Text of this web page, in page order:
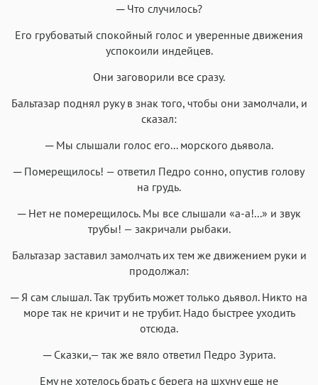
─ Что случилось?
Его грубоватый спокойный голос и уверенные движения
успокоили индейцев.
Они заговорили все сразу.
Бальтазар поднял руку в знак того, чтобы они замолчали, и
сказал:
─ Мы слышали голос его... морского дьявола.
─ Померещилось! — ответил Педро сонно, опустив голову
на грудь.
─ Нет не померещилось. Мы все слышали «а-а!...» и звук
трубы! — закричали рыбаки.
Бальтазар заставил замолчать их тем же движением руки и
продолжал:
─ Я сам слышал. Так трубить может только дьявол. Никто на
море так не кричит и не трубит. Надо быстрее уходить
отсюда.
─ Сказки,— так же вяло ответил Педро Зурита.
Ему не хотелось брать с берега на шхуну еще не